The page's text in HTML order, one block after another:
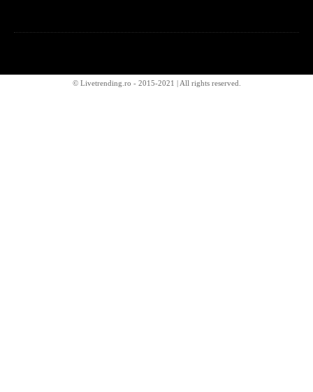
© Livetrending.ro - 2015-2021 | All rights reserved.